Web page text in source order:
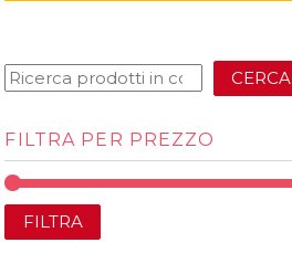
CERCA
FILTRA PER PREZZO
FILTRA